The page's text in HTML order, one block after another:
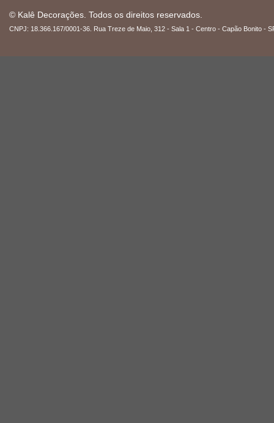
© Kalê Decorações. Todos os direitos reservados.
CNPJ: 18.366.167/0001-36. Rua Treze de Maio, 312 - Sala 1 - Centro - Capão Bonito -